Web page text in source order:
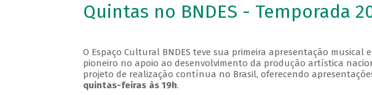
Quintas no BNDES - Temporada
O Espaço Cultural BNDES teve sua primeira apresentação musical
pioneiro no apoio ao desenvolvimento da produção artística
projeto de realização contínua no Brasil, oferecendo
quintas-feiras às 19h.